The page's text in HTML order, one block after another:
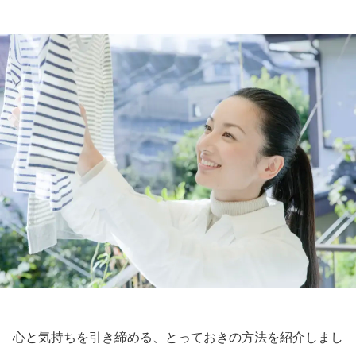
心と気持ちを引き締める、とっておきの方法を紹介しまし